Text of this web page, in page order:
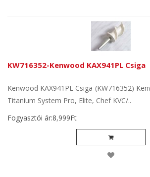
KW716352-Kenwood KAX941PL Csiga
Kenwood KAX941PL Csiga-(KW716352)
Titanium System Pro, Elite, Chef KVC/..
Fogyasztói ár:8,999Ft